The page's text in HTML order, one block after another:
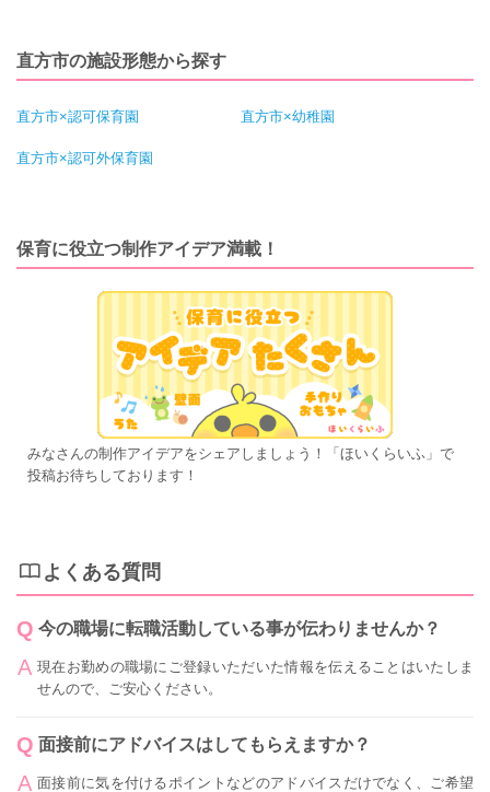
直方市の施設形態から探す
直方市×認可保育園 直方市×幼稚園
直方市×認可外保育園
保育に役立つ制作アイデア満載！
みなさんの制作アイデアをシェアしましょう！「ほいくらいふ」で
投稿お待ちしております！
よくある質問
今の職場に転職活動している事が伝わりませんか？
現在お勤めの職場にご登録いただいた情報を伝えることはいたしま
せんので、ご安心ください。
面接前にアドバイスはしてもらえますか？
面接前に気を付けるポイントなどのアドバイスだけでなく、ご希望